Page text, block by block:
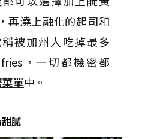
再澆上融化的起司和
被加州人吃掉最多
，一切都機密都
單中。
膩